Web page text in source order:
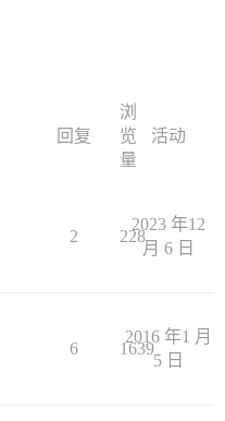
回复
浏
览
量
活动
2 228
2023 年12
月 6 日
6 1639
2016 年1 月
5 日